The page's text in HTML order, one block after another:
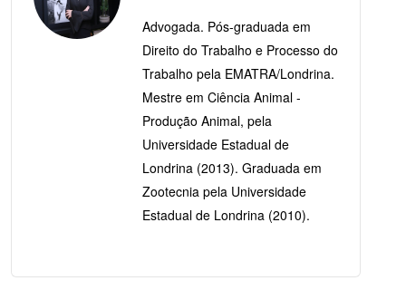
Advogada. Pós-graduada em
Direito do Trabalho e Processo do
Trabalho pela EMATRA/Londrina.
Mestre em Ciência Animal -
Produção Animal, pela
Universidade Estadual de
Londrina (2013). Graduada em
Zootecnia pela Universidade
Estadual de Londrina (2010).